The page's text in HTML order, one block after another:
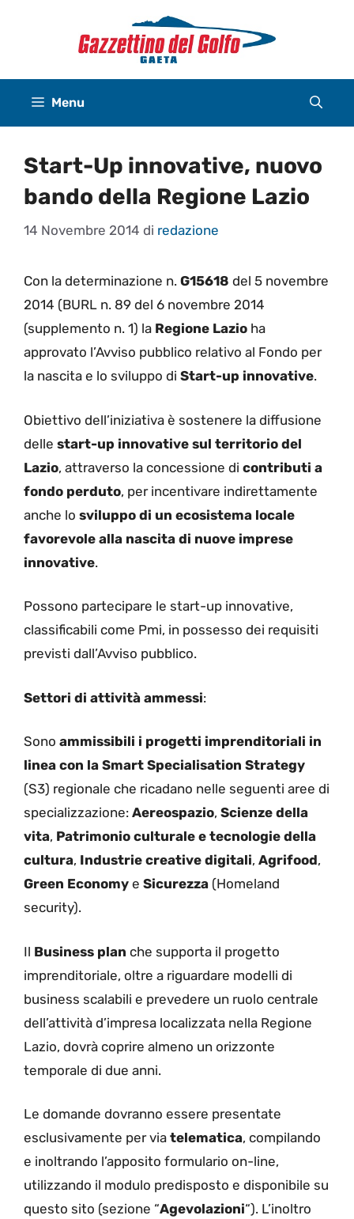
Menu
Start-Up innovative, nuovo
bando della Regione Lazio
14 Novembre 2014 di redazione
Con la determinazione n. G15618 del 5 novembre
2014 (BURL n. 89 del 6 novembre 2014
(supplemento n. 1) la Regione Lazio ha
approvato l’Avviso pubblico relativo al Fondo per
la nascita e lo sviluppo di Start-up innovative.
Obiettivo dell’iniziativa è sostenere la diffusione
delle start-up innovative sul territorio del
Lazio, attraverso la concessione di contributi a
fondo perduto, per incentivare indirettamente
anche lo sviluppo di un ecosistema locale
favorevole alla nascita di nuove imprese
innovative.
Possono partecipare le start-up innovative,
classificabili come Pmi, in possesso dei requisiti
previsti dall’Avviso pubblico.
Settori di attività ammessi:
Sono ammissibili i progetti imprenditoriali in
linea con la Smart Specialisation Strategy
(S3) regionale che ricadano nelle seguenti aree di
specializzazione: Aereospazio, Scienze della
vita, Patrimonio culturale e tecnologie della
cultura, Industrie creative digitali, Agrifood,
Green Economy e Sicurezza (Homeland
security).
Il Business plan che supporta il progetto
imprenditoriale, oltre a riguardare modelli di
business scalabili e prevedere un ruolo centrale
dell’attività d’impresa localizzata nella Regione
Lazio, dovrà coprire almeno un orizzonte
temporale di due anni.
Le domande dovranno essere presentate
esclusivamente per via telematica, compilando
e inoltrando l’apposito formulario on-line,
utilizzando il modulo predisposto e disponibile su
questo sito (sezione “Agevolazioni“). L’inoltro